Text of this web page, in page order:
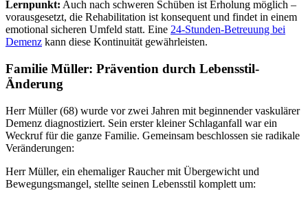
Lernpunkt: Auch nach schweren Schüben ist Erholung möglich –
vorausgesetzt, die Rehabilitation ist konsequent und findet in einem
emotional sicheren Umfeld statt. Eine 24-Stunden-Betreuung bei
Demenz kann diese Kontinuität gewährleisten.
Familie Müller: Prävention durch Lebensstil-
Änderung
Herr Müller (68) wurde vor zwei Jahren mit beginnender vaskulärer
Demenz diagnostiziert. Sein erster kleiner Schlaganfall war ein
Weckruf für die ganze Familie. Gemeinsam beschlossen sie radikale
Veränderungen:
Herr Müller, ein ehemaliger Raucher mit Übergewicht und
Bewegungsmangel, stellte seinen Lebensstil komplett um: